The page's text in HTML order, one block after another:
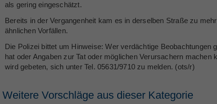
als gering eingeschätzt.
Bereits in der Vergangenheit kam es in derselben Straße zu
ähnlichen Vorfällen.
Die Polizei bittet um Hinweise: Wer verdächtige Beobachtungen
hat oder Angaben zur Tat oder möglichen Verursachern machen
wird gebeten, sich unter Tel. 05631/9710 zu melden. (ots/r)
Weitere Vorschläge aus dieser Kategorie